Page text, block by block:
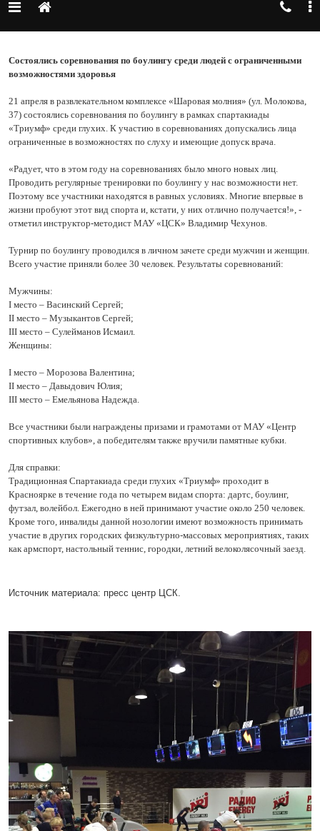
Состоялись соревнования по боулингу среди людей с ограниченными
возможностями здоровья
21 апреля в развлекательном комплексе «Шаровая молния» (ул. Молокова,
37) состоялись соревнования по боулингу в рамках спартакиады
«Триумф» среди глухих. К участию в соревнованиях допускались лица
ограниченные в возможностях по слуху и имеющие допуск врача.
«Радует, что в этом году на соревнованиях было много новых лиц.
Проводить регулярные тренировки по боулингу у нас возможности нет.
Поэтому все участники находятся в равных условиях. Многие впервые в
жизни пробуют этот вид спорта и, кстати, у них отлично получается!», -
отметил инструктор-методист МАУ «ЦСК» Владимир Чехунов.
Турнир по боулингу проводился в личном зачете среди мужчин и женщин.
Всего участие приняли более 30 человек. Результаты соревнований:
Мужчины:
I место – Васинский Сергей;
II место – Музыкантов Сергей;
III место – Сулейманов Исмаил.
Женщины:
I место – Морозова Валентина;
II место – Давыдович Юлия;
III место – Емельянова Надежда.
Все участники были награждены призами и грамотами от МАУ «Центр
спортивных клубов», а победителям также вручили памятные кубки.
Для справки:
Традиционная Спартакиада среди глухих «Триумф» проходит в
Красноярке в течение года по четырем видам спорта: дартс, боулинг,
футзал, волейбол. Ежегодно в ней принимают участие около 250 человек.
Кроме того, инвалиды данной нозологии имеют возможность принимать
участие в других городских физкультурно-массовых мероприятиях, таких
как армспорт, настольный теннис, городки, летний велоколясочный заезд.
Источник материала: пресс центр ЦСК.